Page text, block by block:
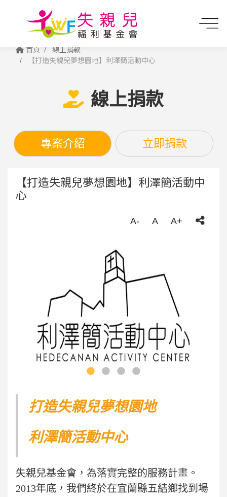
首頁
線上捐款
【打造失親兒夢想園地】利澤簡活動中心
線上捐款
專案介紹 立即捐款
【打造失親兒夢想園地】利澤簡活動中
心
A- A A+
打造失親兒夢想園地
利澤簡活動中心
失親兒基金會，為落實完整的服務計畫。
2013年底，我們終於在宜蘭縣五結鄉找到場